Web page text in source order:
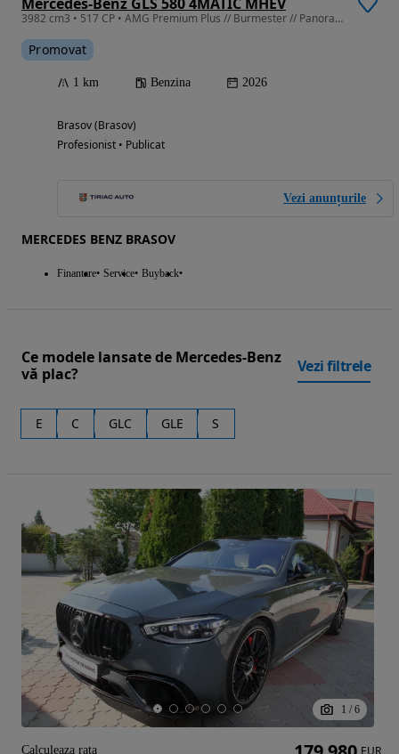
3982 cm3 • 517 CP • AMG Premium Plus // Burmester // Panorama
Promovat
1 km Benzina 2026
Brasov (Brasov)
Profesionist • Publicat
Vezi anunțurile
MERCEDES BENZ BRASOV
Finantare Service Buyback
Ce modele lansate de Mercedes-Benz
vă plac?
Vezi filtrele
E C GLC GLE S
1 / 6
EUR
Calculeaza rata